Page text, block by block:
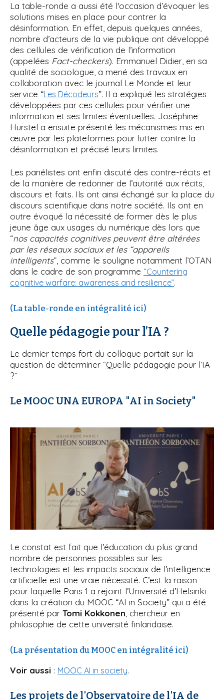
La table-ronde a aussi été l'occasion d’évoquer les
solutions mises en place pour contrer la
désinformation. En effet, depuis quelques années,
nombre d’acteurs de la vie publique ont développé
des cellules de vérification de l’information
(appelées Fact-checkers). Emmanuel Didier, en sa
qualité de sociologue, a mené des travaux en
collaboration avec le journal Le Monde et leur
service “Les Décodeurs”. Il a expliqué les stratégies
développées par ces cellules pour vérifier une
information et ses limites éventuelles. Joséphine
Hurstel a ensuite présenté les mécanismes mis en
œuvre par les plateformes pour lutter contre la
désinformation et précisé leurs limites.
Les panélistes ont enfin discuté des contre-récits et
de la manière de redonner de l’autorité aux récits,
discours et faits. Ils ont ainsi échangé sur la place du
discours scientifique dans notre société. Ils ont en
outre évoqué la nécessité de former dès le plus
jeune âge aux usages du numérique dès lors que
“nos capacités cognitives peuvent être altérées
par les réseaux sociaux et les “appareils
intelligents”, comme le souligne notamment l’OTAN
dans le cadre de son programme “Countering
cognitive warfare: awareness and resilience”.
(La table-ronde en intégralité ici)
Quelle pédagogie pour l’IA ?
Le dernier temps fort du colloque portait sur la
question de déterminer “Quelle pédagogie pour l’IA
?”
Le MOOC UNA EUROPA "AI in Society"
Le constat est fait que l’éducation du plus grand
nombre de personnes possibles sur les
technologies et les impacts sociaux de l’intelligence
artificielle est une vraie nécessité. C’est la raison
pour laquelle Paris 1 a rejoint l’Université d’Helsinki
dans la création du MOOC “AI in Society” qui a été
présenté par Tomi Kokkonen , chercheur en
philosophie de cette université finlandaise.
(La présentation du MOOC en intégralité ici)
Voir aussi : MOOC AI in society.
Les projets de l'Observatoire de l'IA de